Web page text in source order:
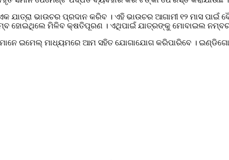
ଯାତ୍ରା ଭାଉଚର ପ୍ରଦାନ କରିବ । ଏହି ଭାଉଚର ଆଗାମୀ ୧୨ ମାସ
ହୋଇଥିଲେ ମିଳିବ କ୍ଷତିପୂରଣ । ଏଥିପାଇଁ ଯାତ୍ରଙ୍କୁ ମୋବାଇଲ
ଇମେଲ୍ ମାଧ୍ୟମରେ ଆମ ସହିତ ଯୋଗାଯୋଗ କରିପାରିବେ । ଇଣ୍ଡିଗୋ